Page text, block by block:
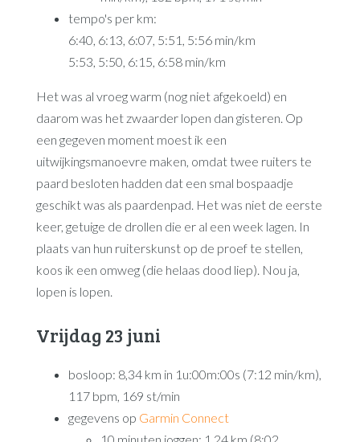
tempo's per km:
6:40, 6:13, 6:07, 5:51, 5:56 min/km
5:53, 5:50, 6:15, 6:58 min/km
Het was al vroeg warm (nog niet afgekoeld) en
daarom was het zwaarder lopen dan gisteren. Op
een gegeven moment moest ik een
uitwijkingsmanoevre maken, omdat twee ruiters te
paard besloten hadden dat een smal bospaadje
geschikt was als paardenpad. Het was niet de eerste
keer, getuige de drollen die er al een week lagen. In
plaats van hun ruiterskunst op de proef te stellen,
koos ik een omweg (die helaas dood liep). Nou ja,
lopen is lopen.
Vrijdag 23 juni
bosloop: 8,34 km in 1u:00m:00s (7:12 min/km),
117 bpm, 169 st/min
gegevens op Garmin Connect